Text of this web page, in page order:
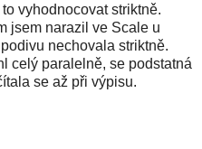
vyhodnocovat striktně.
jsem narazil ve Scale u
nechovala striktně.
celý paralelně, se podstatná
se až při výpisu.